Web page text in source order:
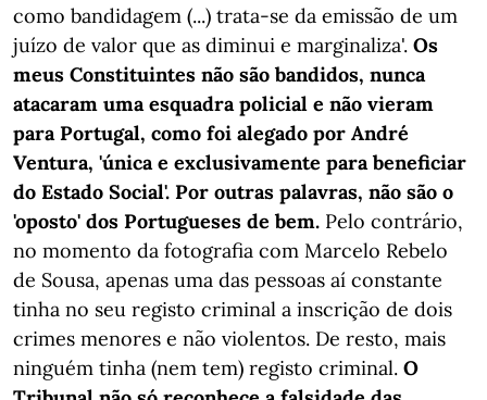
como bandidagem (...) trata-se da emissão de um
juízo de valor que as diminui e marginaliza'. Os
meus Constituintes não são bandidos, nunca
atacaram uma esquadra policial e não vieram
para Portugal, como foi alegado por André
Ventura, 'única e exclusivamente para beneficiar
do Estado Social'. Por outras palavras, não são o
'oposto' dos Portugueses de bem. Pelo contrário,
no momento da fotografia com Marcelo Rebelo
de Sousa, apenas uma das pessoas aí constante
tinha no seu registo criminal a inscrição de dois
crimes menores e não violentos. De resto, mais
ninguém tinha (nem tem) registo criminal. O